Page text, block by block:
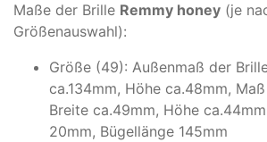
Maße der Brille Remmy honey (je
Größenauswahl):
Größe (49): Außenmaß der
ca.134mm, Höhe ca.48mm,
Breite ca.49mm, Höhe
20mm, Bügellänge 145mm